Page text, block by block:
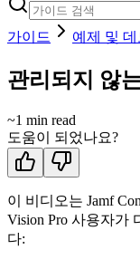
가이드 예제 및 데
관리되지 않
~1 min read
도움이 되었나요?
이 비디오는 Jamf
Vision Pro 사용자가
다: